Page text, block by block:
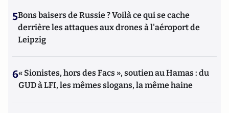
5Bons baisers de Russie ? Voilà ce qui se cache
derrière les attaques aux drones à l'aéroport de
Leipzig
6« Sionistes, hors des Facs », soutien au Hamas : du
GUD à LFI, les mêmes slogans, la même haine